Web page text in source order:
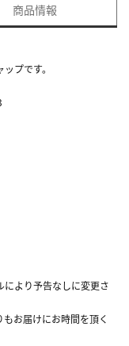
商品情報
プです。
より予告なしに変更さ
お届けにお時間を頂く